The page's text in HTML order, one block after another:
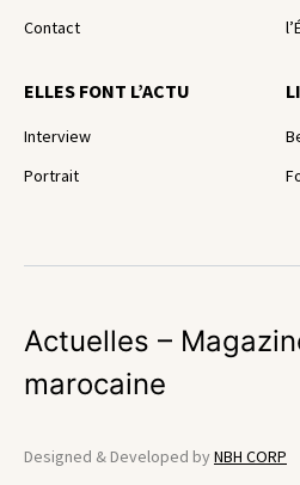
Contact
ELLES FONT L’ACTU
Interview
Portrait
Actuelles –
marocaine
Designed & Developed byNBH CORP